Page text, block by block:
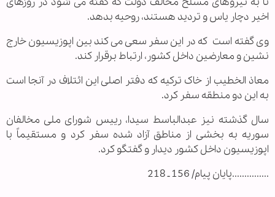
اخیر دچار یاس و تردید هستند، روحیه بدهد.
وی گفته است که در این سفر سعی می کند بین اپوزیسیون خارج
نشین و معارضین داخل کشور، ارتباط برقرار کند.
معاذ الخطیب از خاک ترکیه که دفتر اصلی این ائتلاف در آنجا است
به این دو منطقه سفر کرد.
سال گذشته نیز عبدالباسط سیدا، رییس شورای ملی مخالفان
سوریه به بخشی از مناطق آزاد شده سفر کرد و مستقیماً با
اپوزیسیون داخل کشور دیدار و گفتگو کرد.
...............پایان پیام/ 156 ـ 218